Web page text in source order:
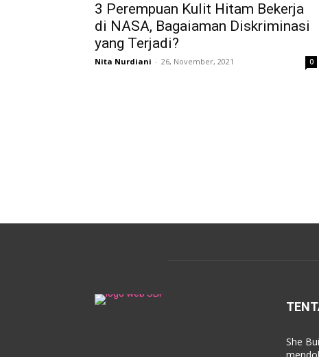
3 Perempuan Kulit Hitam Bekerja
di NASA, Bagaiaman Diskriminasi
yang Terjadi?
Nita Nurdiani - 26, November, 2021 0
She